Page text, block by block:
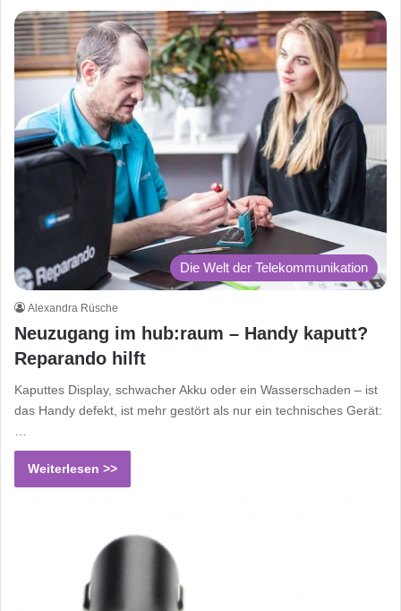
Die Welt der Telekommunikation
Alexandra Rüsche
Neuzugang im hub:raum – Handy kaputt?
Reparando hilft
Kaputtes Display, schwacher Akku oder ein Wasserschaden – ist
das Handy defekt, ist mehr gestört als nur ein technisches Gerät:
Weiterlesen >>